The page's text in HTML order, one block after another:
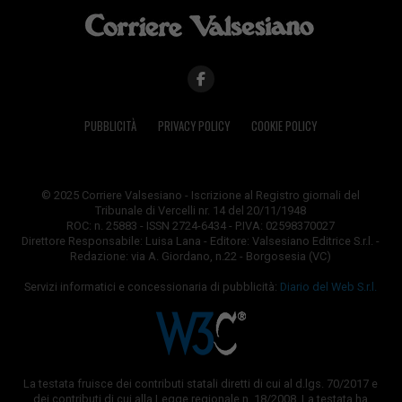
PUBBLICITÀ PRIVACY POLICY COOKIE POLICY
© 2025 Corriere Valsesiano - Iscrizione al Registro giornali del
Tribunale di Vercelli nr. 14 del 20/11/1948
ROC: n. 25883 - ISSN 2724-6434 - P.IVA: 02598370027
Direttore Responsabile: Luisa Lana - Editore: Valsesiano Editrice S.r.l. -
Redazione: via A. Giordano, n.22 - Borgosesia (VC)
Servizi informatici e concessionaria di pubblicità: Diario del Web S.r.l.
La testata fruisce dei contributi statali diretti di cui al d.lgs. 70/2017 e
dei contributi di cui alla Legge regionale n. 18/2008. La testata ha